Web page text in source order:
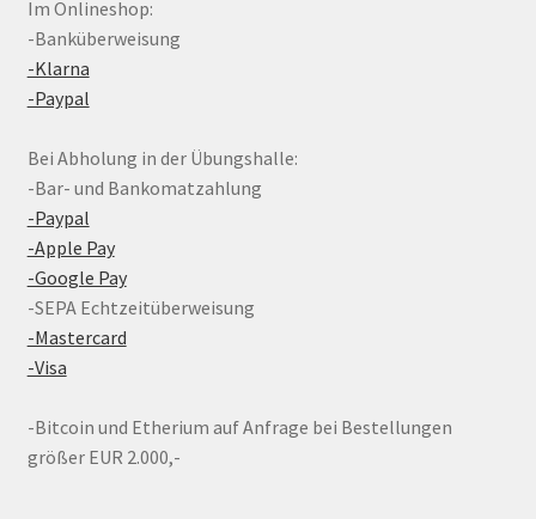
Im Onlineshop:
-Banküberweisung
-Klarna
-Paypal
Bei Abholung in der Übungshalle:
-Bar- und Bankomatzahlung
-Paypal
-Apple Pay
-Google Pay
-SEPA Echtzeitüberweisung
-Mastercard
-Visa
-Bitcoin und Etherium auf Anfrage bei Bestellungen
größer EUR 2.000,-